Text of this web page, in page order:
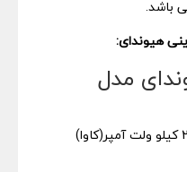
باشد.
هیوندای:
مدل